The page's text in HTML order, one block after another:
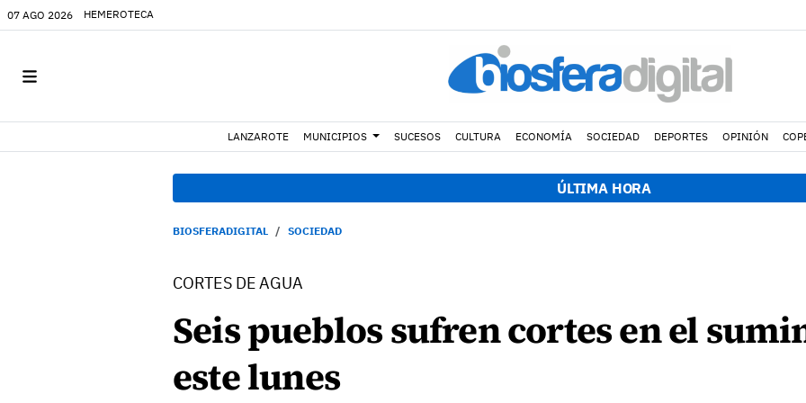
07 AGO 2026 HEMEROTECA
LANZAROTE MUNICIPIOS SUCESOS CULTURA ECONOMÍA SOCIEDAD DEPORTES OPINIÓN
ÚLTIMA HORA
BIOSFERADIGITAL SOCIEDAD
CORTES DE AGUA
Seis pueblos sufren cortes en el
este lunes